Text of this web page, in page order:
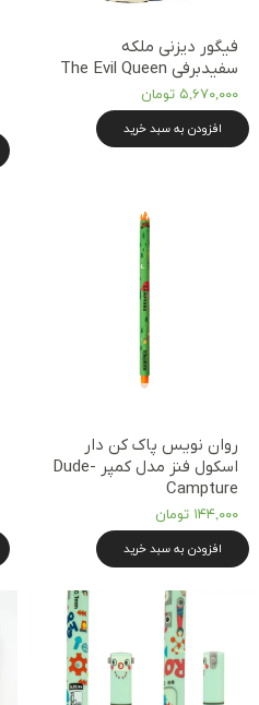
فیگور دیزنی ملکه
سفیدبرفی The Evil Queen
۵,۶۷۰,۰۰۰ تومان
افزودن به سبد خرید
روان نویس پاک کن دار
اسکول فنز مدل کمپر Dude-
Campture
۱۴۴,۰۰۰ تومان
افزودن به سبد خرید